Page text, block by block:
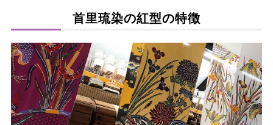
首里琉染の紅型の特徴